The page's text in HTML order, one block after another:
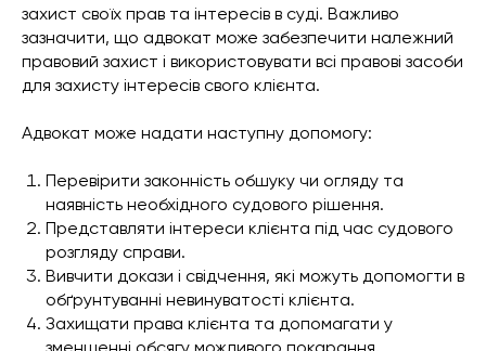
захист своїх прав та інтересів в суді. Важливо
зазначити, що адвокат може забезпечити належний
правовий захист і використовувати всі правові засоби
для захисту інтересів свого клієнта.
Адвокат може надати наступну допомогу:
Перевірити законність обшуку чи огляду та
наявність необхідного судового рішення.
Представляти інтереси клієнта під час судового
розгляду справи.
Вивчити докази і свідчення, які можуть допомогти в
обґрунтуванні невинуватості клієнта.
Захищати права клієнта та допомагати у